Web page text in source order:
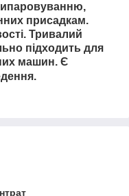
присадкам.
Тривалий
підходить для
машин. Є